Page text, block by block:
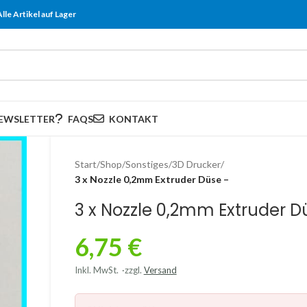
Artikel auf Lager
FAQS KONTAKT
Start/Shop/Sonstiges/3D Drucker/
3 x Nozzle 0,2mm Extruder Düse –
3 x Nozzle 0,2mm Extruder
6,75 €
Inkl. MwSt. zzgl. Versand